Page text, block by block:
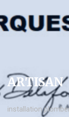
ARTISAN
installation